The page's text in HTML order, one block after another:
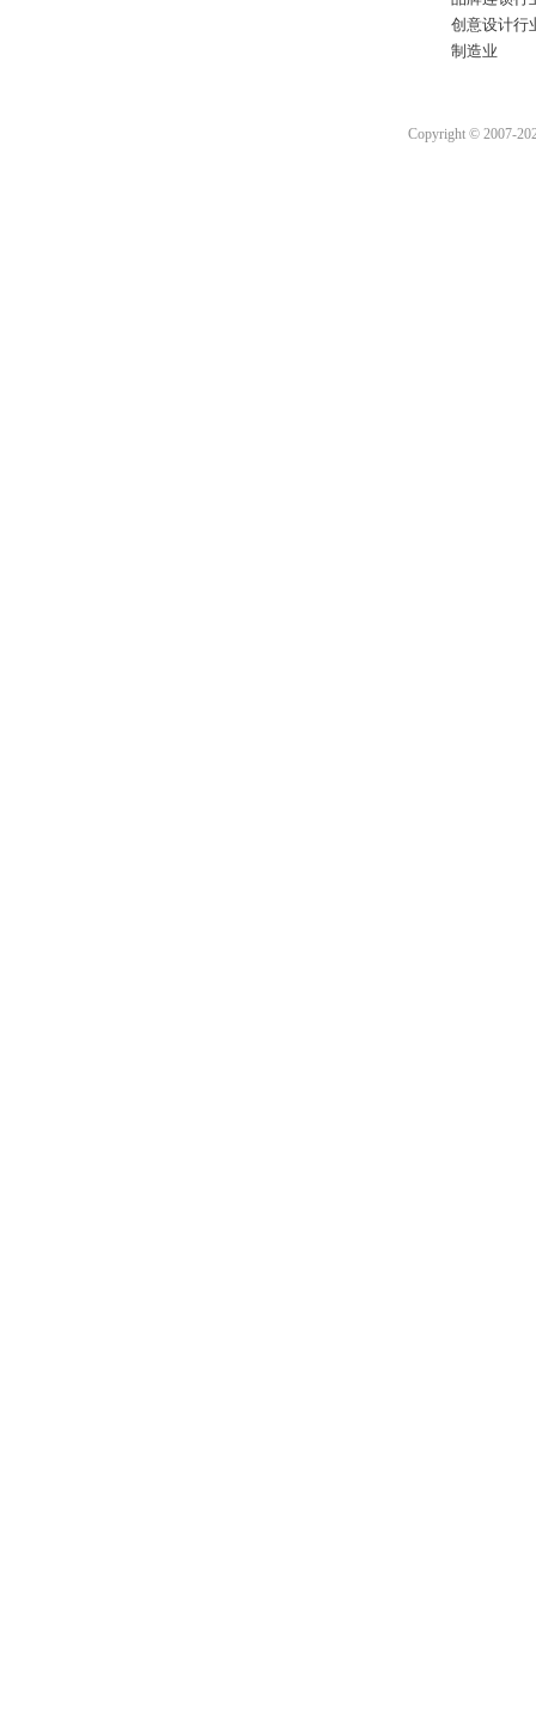
创意设计行
制造业
Copyright © 2007-